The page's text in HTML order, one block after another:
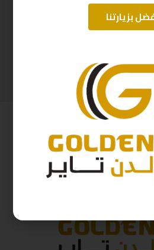
383ر.س 345
بزيارتنا